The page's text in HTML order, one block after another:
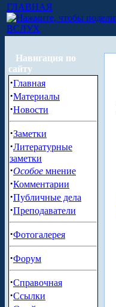
ГЛАВНАЯ
ВСЛУХ
Навигация по
сайту
·Главная
·Материалы
·Новости
·Заметки
·Литературные
заметки
·Особое мнение
·Комментарии
·Публичные дела
·Преподаватели
·Фотогалерея
·Форум
·Справочная
·Ссылки